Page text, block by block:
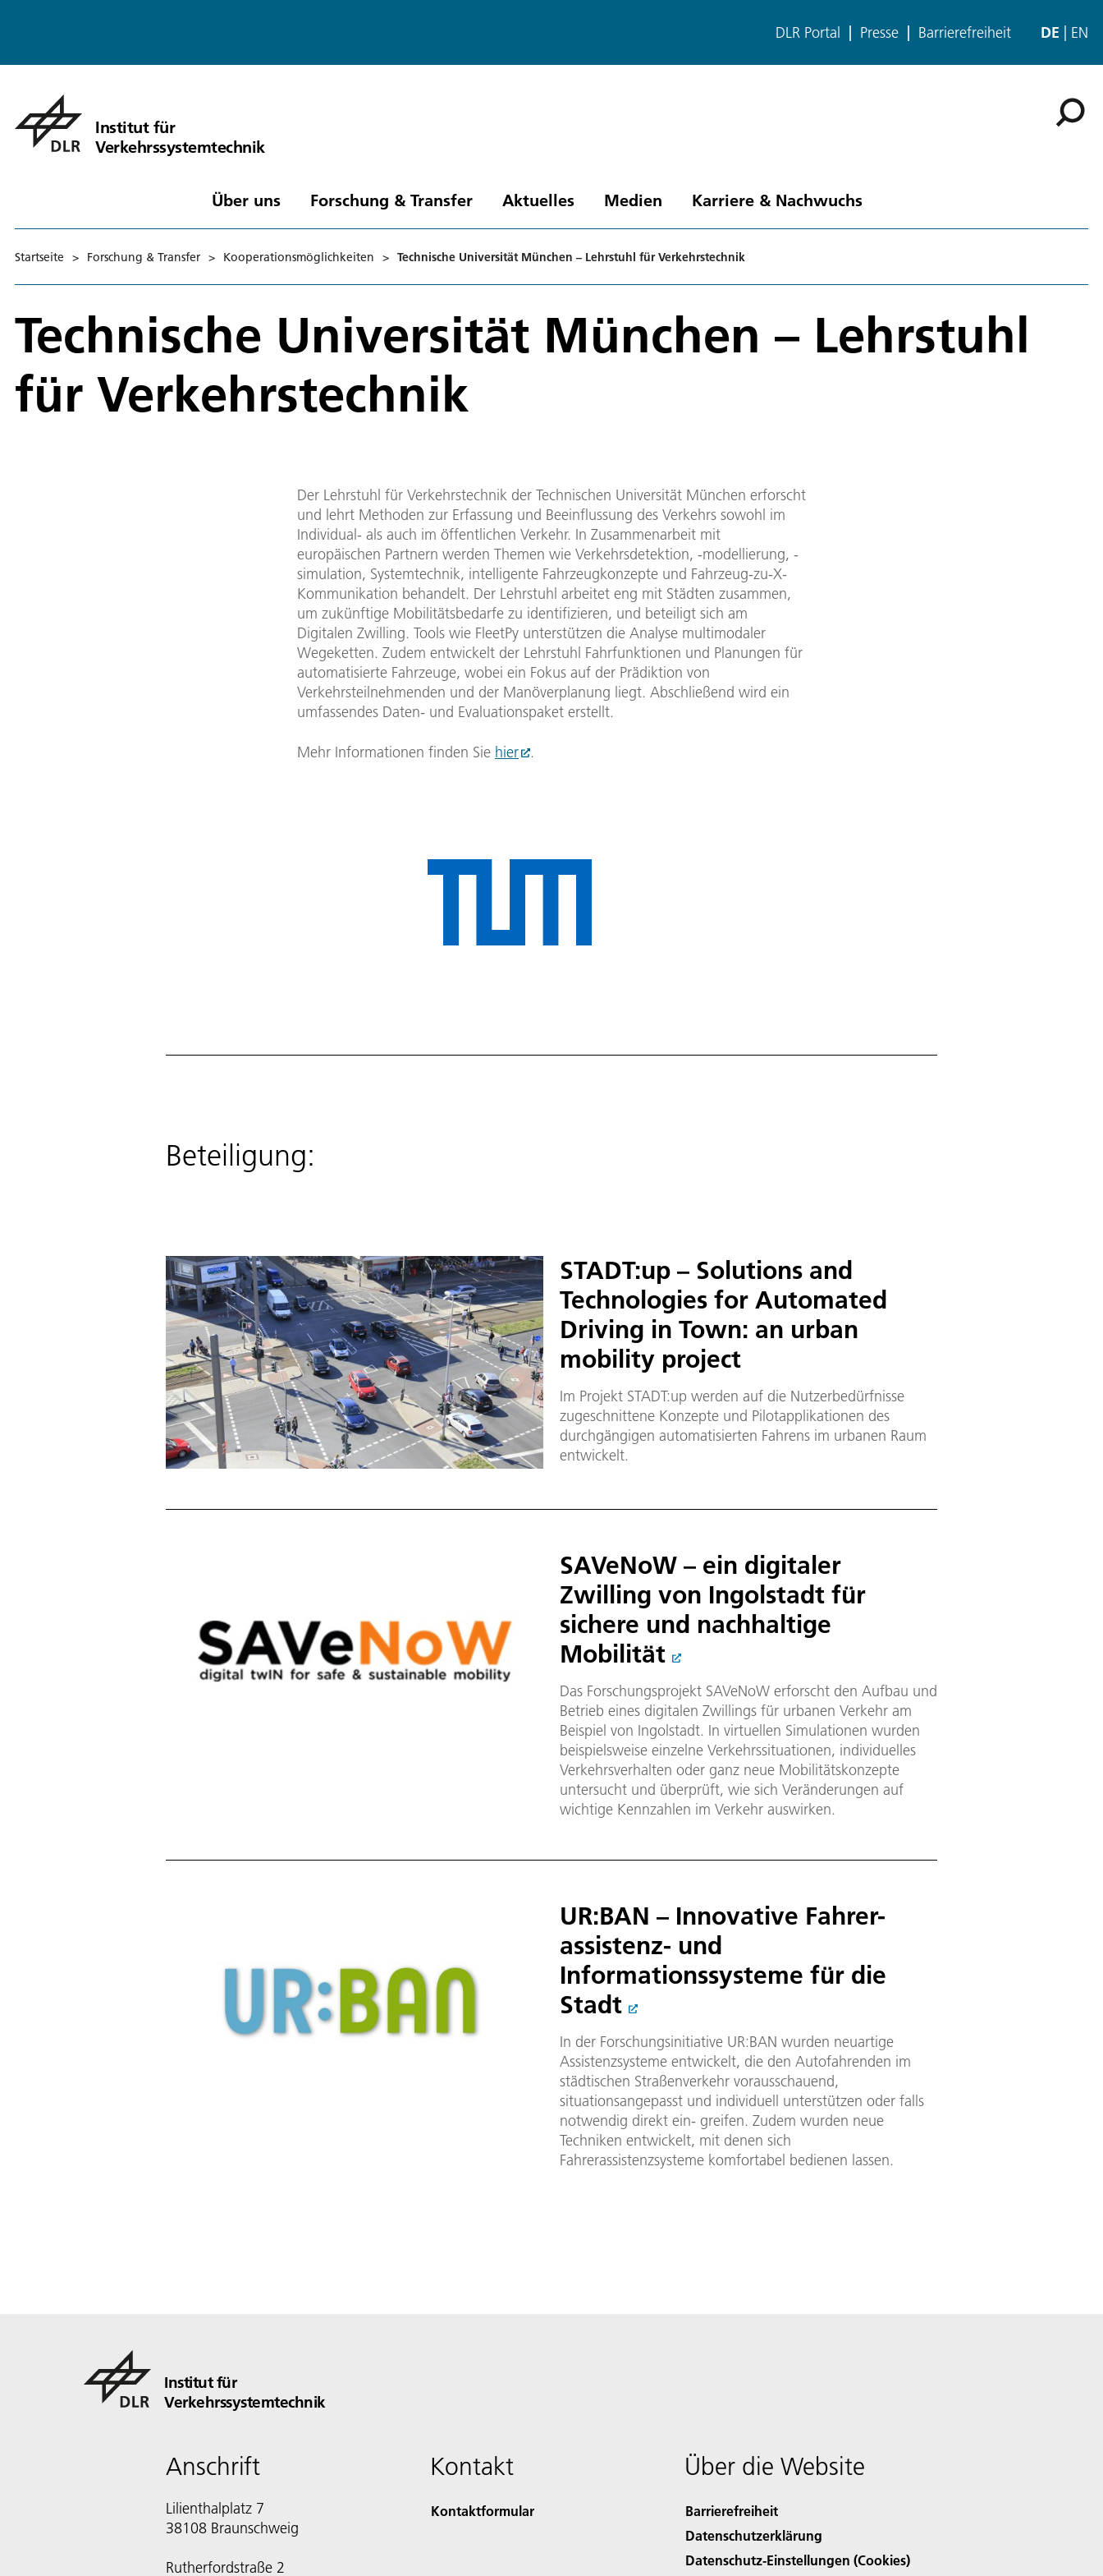
DLR Portal Presse Barrierefreiheit DE EN
Institut für
Verkehrssystemtechnik
Über uns Forschung & Transfer Aktuelles Medien Karriere & Nachwuchs
Startseite > Forschung & Transfer > Kooperationsmöglichkeiten > Technische Universität München – Lehrstuhl für Verkehrstechnik
Technische Universität München – Lehrstuhl
für Verkehrstechnik
Der Lehrstuhl für Verkehrstechnik der Technischen Universität München erforscht
und lehrt Methoden zur Erfassung und Beeinflussung des Verkehrs sowohl im
Individual- als auch im öffentlichen Verkehr. In Zusammenarbeit mit
europäischen Partnern werden Themen wie Verkehrsdetektion, -modellierung, -
simulation, Systemtechnik, intelligente Fahrzeugkonzepte und Fahrzeug-zu-X-
Kommunikation behandelt. Der Lehrstuhl arbeitet eng mit Städten zusammen,
um zukünftige Mobilitätsbedarfe zu identifizieren, und beteiligt sich am
Digitalen Zwilling. Tools wie FleetPy unterstützen die Analyse multimodaler
Wegeketten. Zudem entwickelt der Lehrstuhl Fahrfunktionen und Planungen für
automatisierte Fahrzeuge, wobei ein Fokus auf der Prädiktion von
Verkehrsteilnehmenden und der Manöverplanung liegt. Abschließend wird ein
umfassendes Daten- und Evaluationspaket erstellt.
Mehr Informationen finden Sie hier .
Beteiligung:
STADT:up – Solutions and
Technologies for Automated
Driving in Town: an urban
mobility project
Im Projekt STADT:up werden auf die Nutzerbedürfnisse
zugeschnittene Konzepte und Pilotapplikationen des
durchgängigen automatisierten Fahrens im urbanen Raum
entwickelt.
SAVeNoW – ein digitaler
Zwilling von Ingolstadt für
sichere und nachhaltige
Mobilität
Das Forschungsprojekt SAVeNoW erforscht den Aufbau und
Betrieb eines digitalen Zwillings für urbanen Verkehr am
Beispiel von Ingolstadt. In virtuellen Simulationen wurden
beispielsweise einzelne Verkehrssituationen, individuelles
Verkehrsverhalten oder ganz neue Mobilitätskonzepte
untersucht und überprüft, wie sich Veränderungen auf
wichtige Kennzahlen im Verkehr auswirken.
UR:BAN – Innovative Fahrer-
assistenz- und
Informationssysteme für die
Stadt
In der Forschungsinitiative UR:BAN wurden neuartige
Assistenzsysteme entwickelt, die den Autofahrenden im
städtischen Straßenverkehr vorausschauend,
situationsangepasst und individuell unterstützen oder falls
notwendig direkt ein- greifen. Zudem wurden neue
Techniken entwickelt, mit denen sich
Fahrerassistenzsysteme komfortabel bedienen lassen.
Institut für
Verkehrssystemtechnik
Anschrift
Lilienthalplatz 7
38108 Braunschweig
Rutherfordstraße 2
Kontakt
Kontaktformular
Über die Website
Barrierefreiheit
Datenschutzerklärung
Datenschutz-Einstellungen (Cookies)